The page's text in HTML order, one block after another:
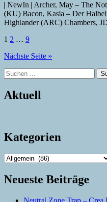
| NewIn | Archer, May – The Note (KU) Archer, May – The Fall
(KU) Bacon, Kasia – Der
Highlander (ARC) Chambers,
Seitennummerierung
der
Beiträge
1 2 … 9
Nächste Seite »
Suchen
nach:
Aktuell
Kategorien
Kategorien
Neueste Beiträge
Neutral Zone Trap – Crea